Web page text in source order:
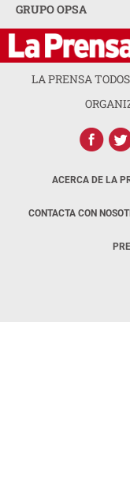
GRUPO OPSA
LA PRENSA
ACERCA DE LA
CONTACTA CON